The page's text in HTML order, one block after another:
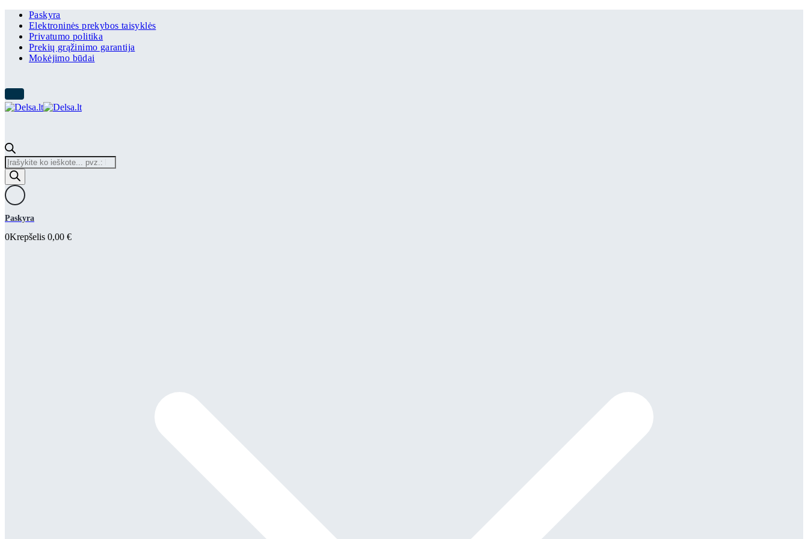
Paskyra
Elektroninės prekybos taisyklės
Privatumo politika
Prekių grąžinimo garantija
Mokėjimo būdai
Products
search
Paskyra
0Krepšelis 0,00 €